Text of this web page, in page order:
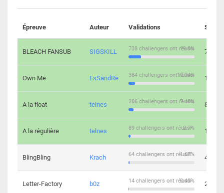
Épreuve Auteur Validations
BLEACH FANSUB SIGSKILL 19.3%
738 challengers ont réussi 7
Own Me EsSandRe 10.04%
384 challengers ont réussi 13
A la float telnes 7.48%
286 challengers ont réussi 8
A la régulière telnes 2.7%
89 challengers ont réussi 10
BlingBling Krach 1.67%
64 challengers ont réussi 4
Letter-Factory b0z 0.43%
14 challengers ont réussi 2